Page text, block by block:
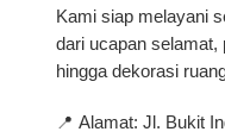
Kami siap melayani
dari ucapan selamat,
hingga dekorasi
📍Alamat: Jl. Bukit